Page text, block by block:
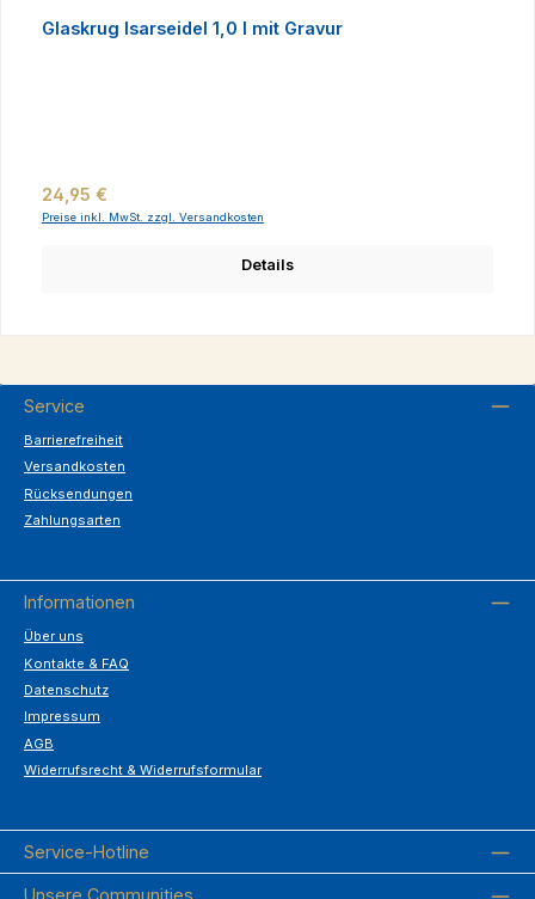
Glaskrug Isarseidel 1,0 l mit Gravur
Regulärer Preis:
24,95 €
Preise inkl. MwSt. zzgl. Versandkosten
Details
Service
Barrierefreiheit
Versandkosten
Rücksendungen
Zahlungsarten
Informationen
Über uns
Kontakte & FAQ
Datenschutz
Impressum
AGB
Widerrufsrecht & Widerrufsformular
Service-Hotline